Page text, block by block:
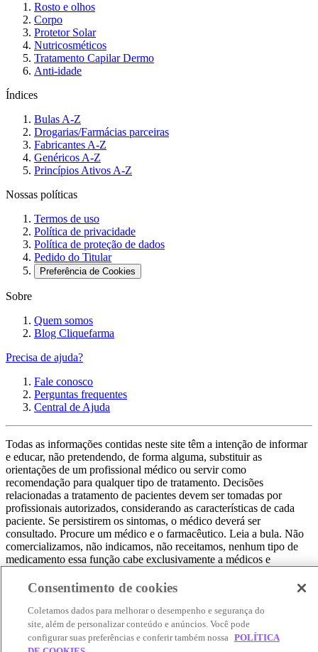
Rosto e olhos
Corpo
Protetor Solar
Nutricosméticos
Tratamento Capilar Dermo
Anti-idade
Índices
Bulas A-Z
Drogarias/Farmácias parceiras
Fabricantes A-Z
Genéricos A-Z
Princípios Ativos A-Z
Nossas políticas
Termos de uso
Política de privacidade
Política de proteção de dados
Pedido do Titular
Preferência de Cookies
Sobre
Quem somos
Blog Cliquefarma
Precisa de ajuda?
Fale conosco
Perguntas frequentes
Central de Ajuda
Todas as informações contidas neste site têm a intenção de informar
e educar, não pretendendo, de forma alguma, substituir as
orientações de um profissional médico ou servir como
recomendação para qualquer tipo de tratamento. Decisões
relacionadas a tratamento de pacientes devem ser tomadas por
profissionais autorizados, considerando as características de cada
paciente. Se persistirem os sintomas, o médico deverá ser
consultado. Procure um médico e o farmacêutico. Leia a bula. Não
comercializamos, não indicamos, não receitamos, nenhum tipo de
medicamento essa função cabe exclusivamente a médicos e
consultar seu médico. Não somos uma loja ou marketplace, ou seja,
que você encontre o preço mais barato, comparando os preços de
produtos farmacêuticos. Contribuímos e damos auxílio para que sua
experiência seja bem-sucedida, mas a finalização da compra
acontece nos sites das nossas lojas parceiras.
Consentimento de cookies
Coletamos dados para melhorar o desempenho e segurança do
site, além de personalizar conteúdo e anúncios. Você pode
configurar suas preferências e conferir também nossa POLÍTICA